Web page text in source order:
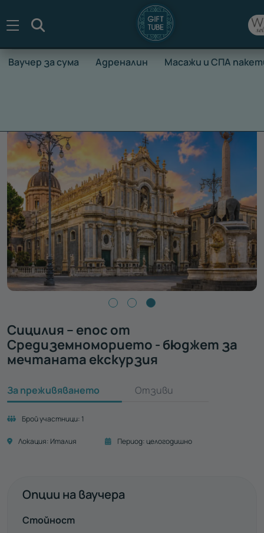
Ваучер за сума Адреналин Масажи и СПА
Сицилия – епос от
Средиземноморието - бюджет за
мечтаната екскурзия
За преживяването Отзиви
Брой участници: 1
Локация: Италия Период:целогодишно
Опции на ваучера
Стойност